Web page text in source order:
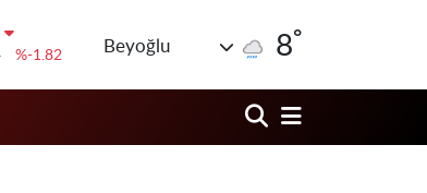
%0.02
%0.18
Beyoğlu 8°